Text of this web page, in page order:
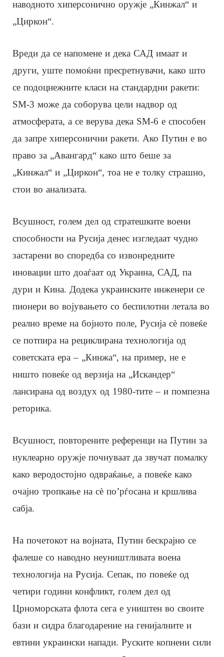
наводното хиперсонично оружје „Кинжал“ и
„Циркон“.
Вреди да се напомене и дека САД имаат и
други, уште помоќни пресретнувачи, како што
се подоцнежните класи на стандардни ракети:
SM-3 може да соборува цели надвор од
атмосферата, а се верува дека SM-6 е способен
да запре хиперсонични ракети. Ако Путин е во
право за „Авангард“ како што беше за
„Кинжал“ и „Циркон“, тоа не е толку страшно,
стои во анализата.
Всушност, голем дел од стратешките воени
способности на Русија денес изгледаат чудно
застарени во споредба со извонредните
иновации што доаѓаат од Украина, САД, па
дури и Кина. Додека украинските инженери се
пионери во војувањето со беспилотни летала во
реално време на бојното поле, Русија сè повеќе
се потпира на рециклирана технологија од
советската ера – „Кинжа“, на пример, не е
ништо повеќе од верзија на „Искандер“
лансирана од воздух од 1980-тите – и помпезна
реторика.
Всушност, повторените референци на Путин за
нуклеарно оружје почнуваат да звучат помалку
како веродостојно одвраќање, а повеќе како
очајно тропкање на сè по’рѓосана и кршлива
сабја.
На почетокот на војната, Путин бескрајно се
фалеше со наводно неуништливата воена
технологија на Русија. Сепак, по повеќе од
четири години конфликт, голем дел од
Црноморската флота сега е уништен во своите
бази и сидра благодарение на генијалните и
евтини украински напади. Руските копнени сили